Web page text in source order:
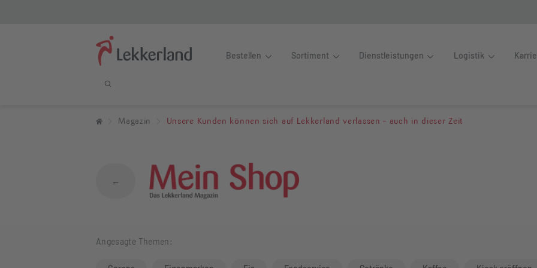
Bestellen Sortiment Dienstleistungen Logistik
Unsere Kunden können sich auf
Magazin Unsere Kunden können sich auf Lekkerland verlassen – auch in dieser Zeit
←
Angesagte Themen: